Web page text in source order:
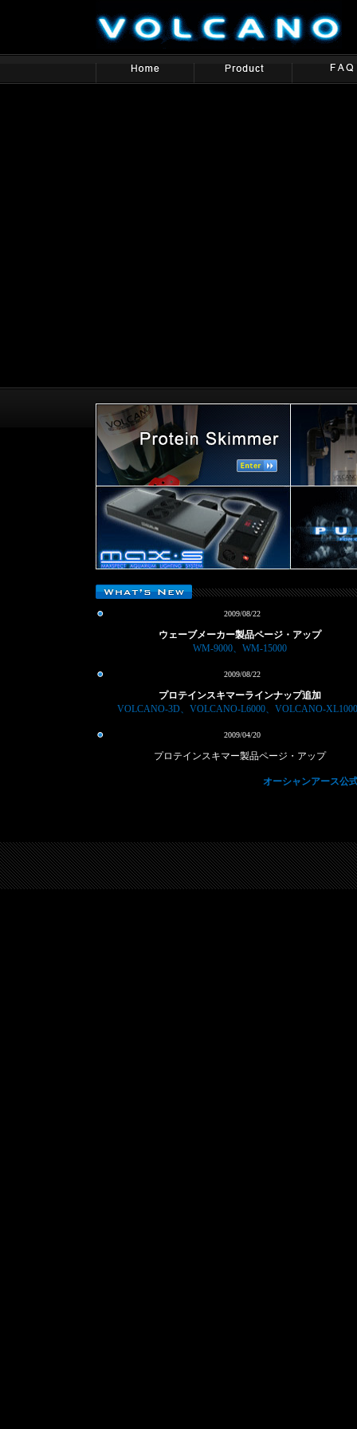
2009/08/22
ウェーブメーカー製品ページ・アップ
WM-9000、WM-15000
2009/08/22
プロテインスキマーラインナップ追加
VOLCANO-3D、VOLCANO-L6000、VOLCANO-
2009/04/20
プロテインスキマー製品ページ・アップ
オーシャンアース公